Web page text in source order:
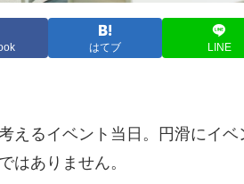
はてブ LINE
えるイベント当日。円滑にイ
はありません。